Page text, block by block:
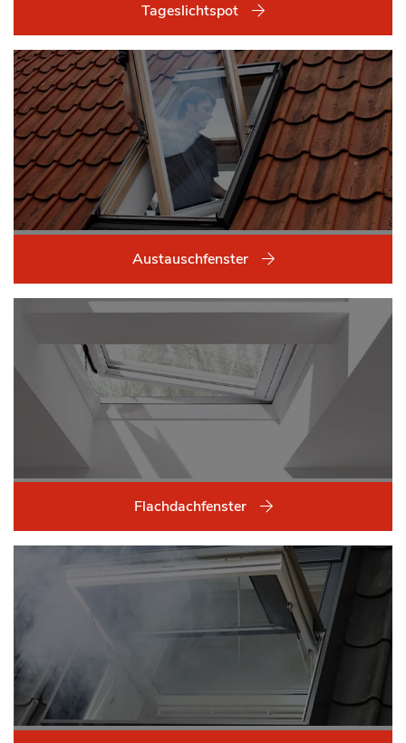
Tageslichtspot
Austauschfenster
Flachdachfenster